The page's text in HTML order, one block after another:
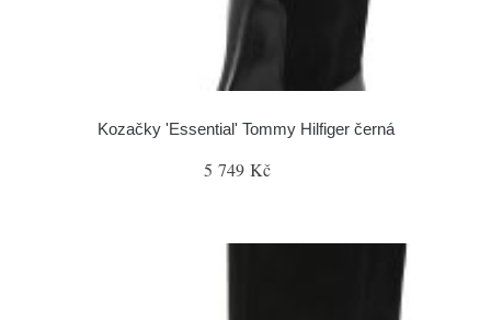
Kozačky 'Essential' Tommy Hilfiger černá
5 749 Kč